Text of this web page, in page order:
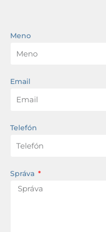
Meno
Email
Telefón
Správa